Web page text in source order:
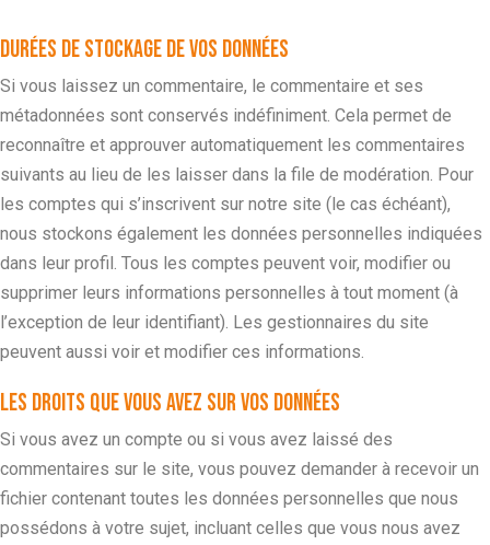
Durées de stockage de vos données
Si vous laissez un commentaire, le commentaire et ses
métadonnées sont conservés indéfiniment. Cela permet de
reconnaître et approuver automatiquement les commentaires
suivants au lieu de les laisser dans la file de modération. Pour
les comptes qui s’inscrivent sur notre site (le cas échéant),
nous stockons également les données personnelles indiquées
dans leur profil. Tous les comptes peuvent voir, modifier ou
supprimer leurs informations personnelles à tout moment (à
l’exception de leur identifiant). Les gestionnaires du site
peuvent aussi voir et modifier ces informations.
Les droits que vous avez sur vos données
Si vous avez un compte ou si vous avez laissé des
commentaires sur le site, vous pouvez demander à recevoir un
fichier contenant toutes les données personnelles que nous
possédons à votre sujet, incluant celles que vous nous avez